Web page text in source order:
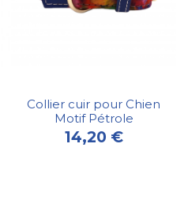
Collier cuir pour Chien
Motif Pétrole
14,20 €